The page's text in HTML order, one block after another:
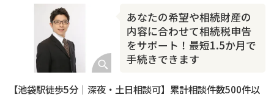
あなたの希望や相続財産の
内容に合わせて相続税申告
をサポート！最短1.5か月で
手続きできます
【池袋駅徒歩5分｜深夜・土日相談可】累計相談件数500件以